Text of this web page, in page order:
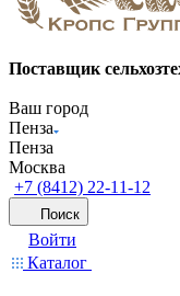
Поставщик
Ваш город
Пенза
Пенза
Москва
+7 (8412) 22-11-12
Поиск
Войти
Каталог